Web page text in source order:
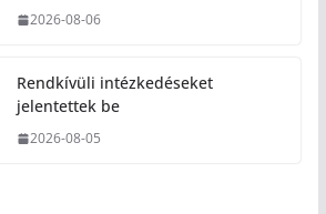
2026-08-06
Rendkívüli intézkedéseket
jelentettek be
2026-08-05